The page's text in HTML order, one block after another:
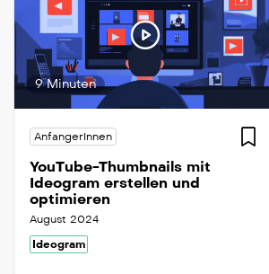
9 Minuten
AnfangerInnen
YouTube-Thumbnails mit
Ideogram erstellen und
optimieren
August 2024
Ideogram